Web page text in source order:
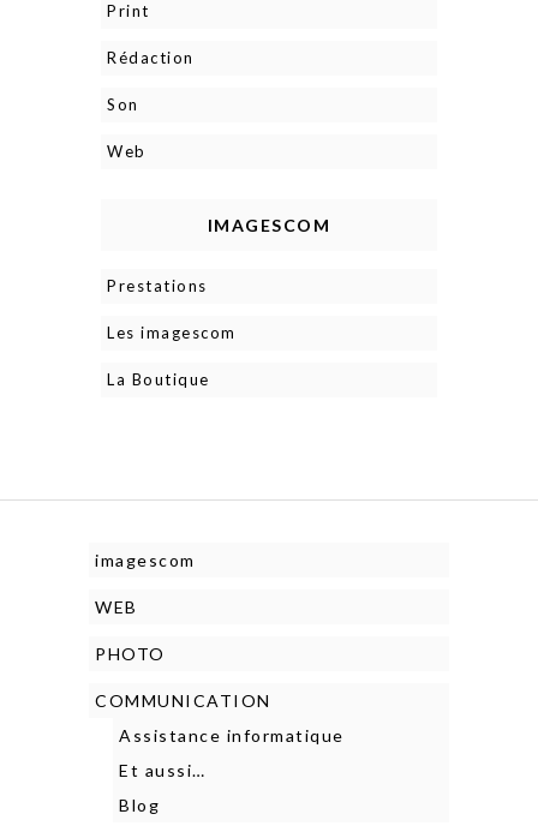
Print
Rédaction
Son
Web
IMAGESCOM
Prestations
Les imagescom
La Boutique
imagescom
WEB
PHOTO
COMMUNICATION
Assistance informatique
Et aussi…
Blog